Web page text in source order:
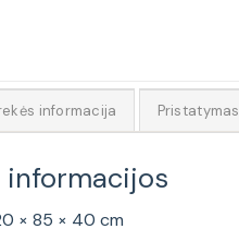
informacija Pristatymas
informacijos
× 85 × 40 cm